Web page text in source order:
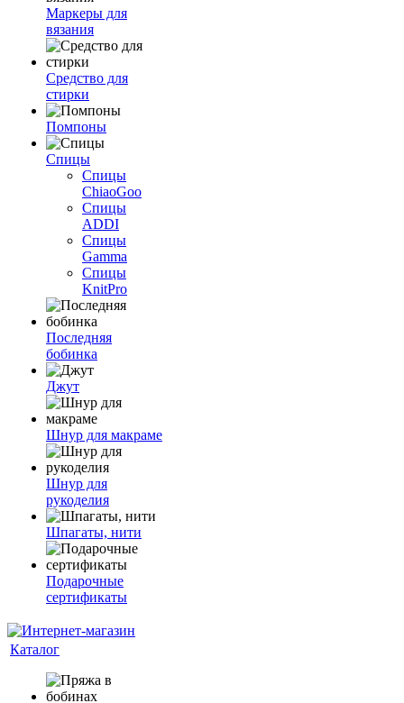
Маркеры для
вязания
Средство для
стирки
Помпоны
Спицы
Спицы
ChiaoGoo
Спицы
ADDI
Спицы
Gamma
Спицы
KnitPro
Последняя
бобинка
Джут
Шнур для макраме
Шнур для
рукоделия
Шпагаты, нити
Подарочные
сертификаты
Каталог